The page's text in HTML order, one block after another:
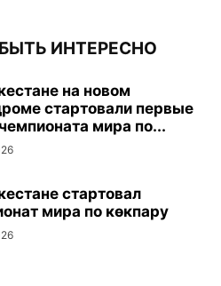
ИНТЕРЕСНО
на новом
стартовали первые
мира по...
стартовал
мира по көкпару